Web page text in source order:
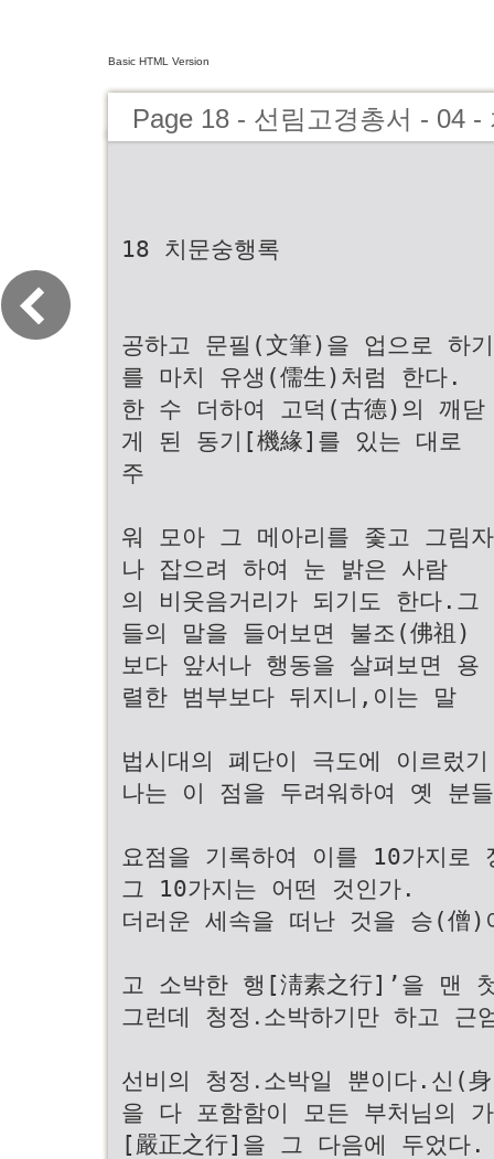
Basic HTML Version
Page 18 - 선림고경총서 - 04 -
18 치문숭행록
공하고 문필(文筆)을 업으로 하기
를 마치 유생(儒生)처럼 한다.
한 수 더하여 고덕(古德)의 깨닫
게 된 동기[機緣]를 있는 대로
주
워 모아 그 메아리를 좇고 그림자
나 잡으려 하여 눈 밝은 사람
의 비웃음거리가 되기도 한다.그
들의 말을 들어보면 불조(佛祖)
보다 앞서나 행동을 살펴보면 용
렬한 범부보다 뒤지니,이는 말
법시대의 폐단이 극도에 이르렀
나는 이 점을 두려워하여 옛 분
요점을 기록하여 이를 10가지로
그 10가지는 어떤 것인가.
더러운 세속을 떠난 것을 승(僧)
고 소박한 행[淸素之行]’을 맨
그런데 청정․소박하기만 하고 근
선비의 청정․소박일 뿐이다.신
을 다 포함함이 모든 부처님의
[嚴正之行]을 그 다음에 두었다.